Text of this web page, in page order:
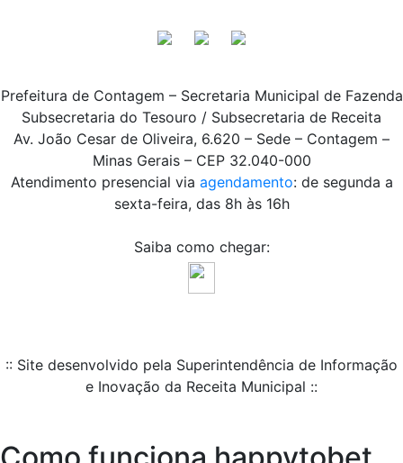
Prefeitura de Contagem – Secretaria Municipal de Fazenda
Subsecretaria do Tesouro / Subsecretaria de Receita
Av. João Cesar de Oliveira, 6.620 – Sede – Contagem –
Minas Gerais – CEP 32.040-000
Atendimento presencial via agendamento: de segunda a
sexta-feira, das 8h às 16h
Saiba como chegar:
:: Site desenvolvido pela Superintendência de Informação
e Inovação da Receita Municipal ::